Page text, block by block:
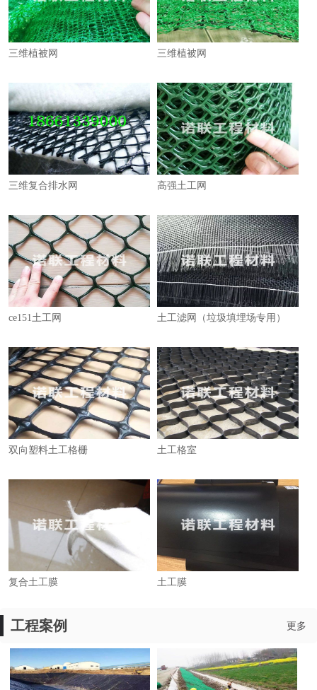
三维植被网 三维植被网
三维复合排水网 高强土工网
ce151土工网 土工滤网（垃圾填埋场专用）
双向塑料土工格栅 土工格室
复合土工膜 土工膜
工程案例 更多